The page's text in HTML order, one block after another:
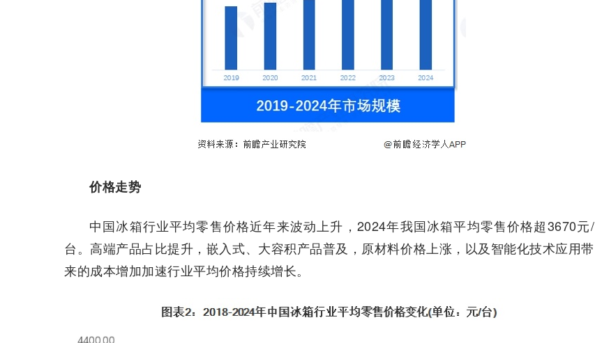
价格走势
中国冰箱行业平均零售价格近年来波动上升，2024年我国冰箱平均零售价格超3670元/
台。高端产品占比提升，嵌入式、大容积产品普及，原材料价格上涨，以及智能化技术应用带
来的成本增加加速行业平均价格持续增长。